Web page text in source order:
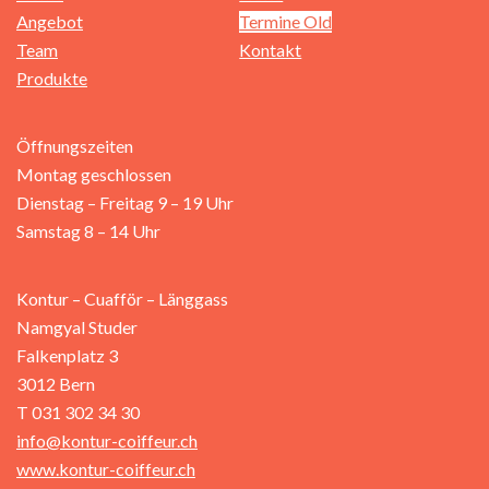
Angebot
Team
Produkte
Termine Old
Kontakt
Öffnungszeiten
Montag geschlossen
Dienstag – Freitag 9 – 19 Uhr
Samstag 8 – 14 Uhr
Kontur – Cuafför – Länggass
Namgyal Studer
Falkenplatz 3
3012 Bern
T 031 302 34 30
info@kontur-coiffeur.ch
www.kontur-coiffeur.ch